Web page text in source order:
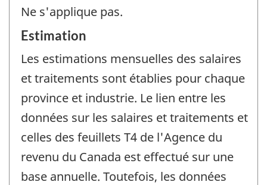
Ne s'applique pas.
Estimation
Les estimations mensuelles des salaires
et traitements sont établies pour chaque
province et industrie. Le lien entre les
données sur les salaires et traitements et
celles des feuillets T4 de l'Agence du
revenu du Canada est effectué sur une
base annuelle. Toutefois, les données